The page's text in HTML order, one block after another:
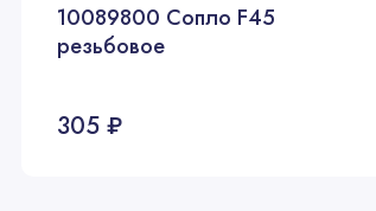
10089800 Сопло F45
резьбовое
305 ₽